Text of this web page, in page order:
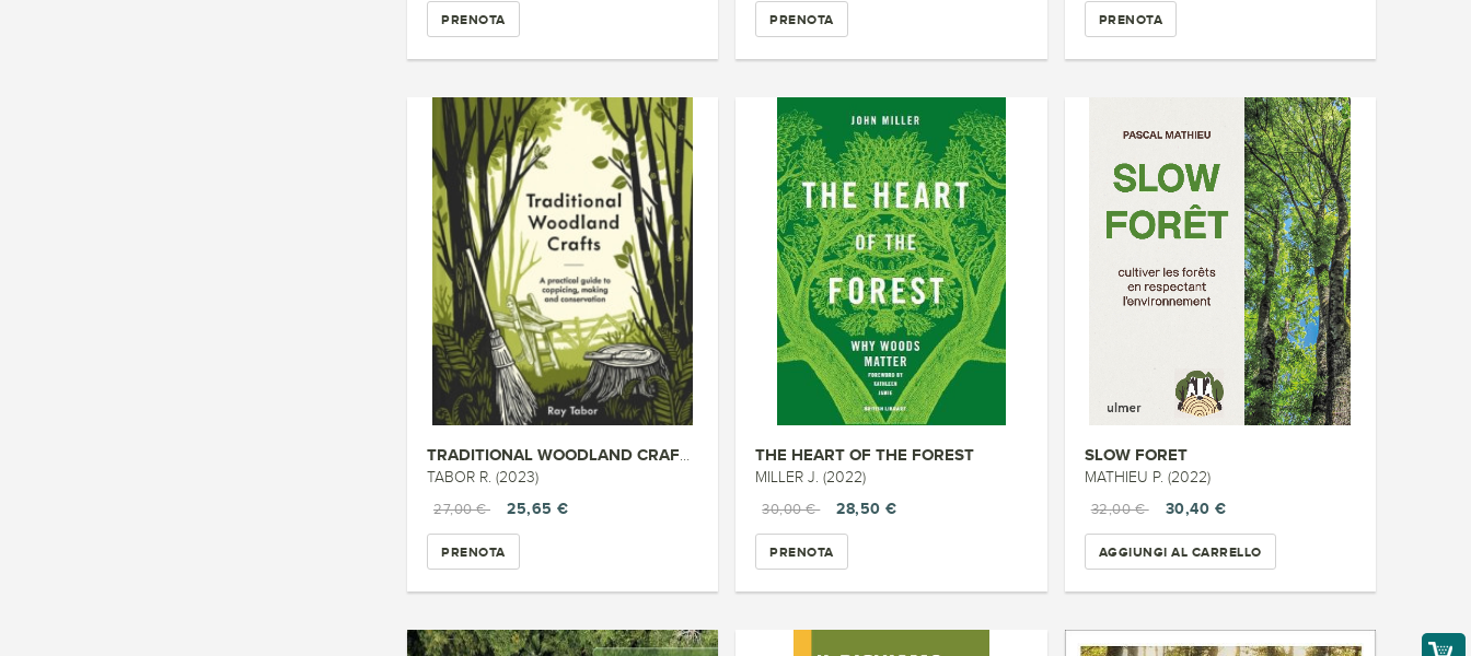
PRENOTA PRENOTA PRENOTA
TRADITIONAL WOODLAND CRAFTS
TABOR R. (2023)
27,00 €
25,65 €
PRENOTA
THE HEART OF THE FOREST
MILLER J. (2022)
30,00 €
28,50 €
PRENOTA
SLOW FORET
MATHIEU P. (2022)
32,00 €
30,40 €
AGGIUNGI AL CARRELLO